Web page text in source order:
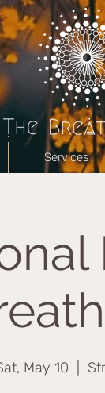
Services
May 10